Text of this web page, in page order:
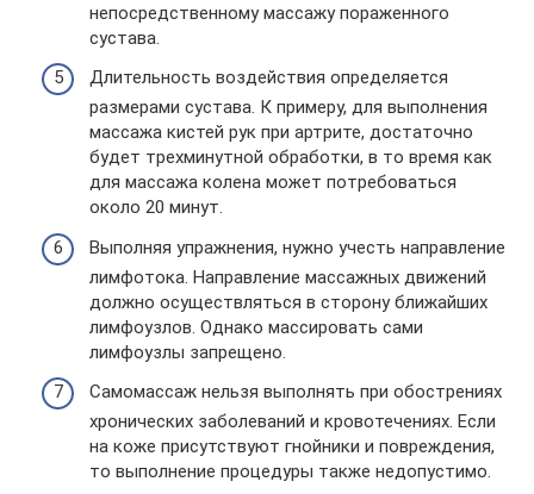
непосредственному массажу пораженного
сустава.
Длительность воздействия определяется
размерами сустава. К примеру, для выполнения
массажа кистей рук при артрите, достаточно
будет трехминутной обработки, в то время как
для массажа колена может потребоваться
около 20 минут.
Выполняя упражнения, нужно учесть направление
лимфотока. Направление массажных движений
должно осуществляться в сторону ближайших
лимфоузлов. Однако массировать сами
лимфоузлы запрещено.
Самомассаж нельзя выполнять при обострениях
хронических заболеваний и кровотечениях. Если
на коже присутствуют гнойники и повреждения,
то выполнение процедуры также недопустимо.